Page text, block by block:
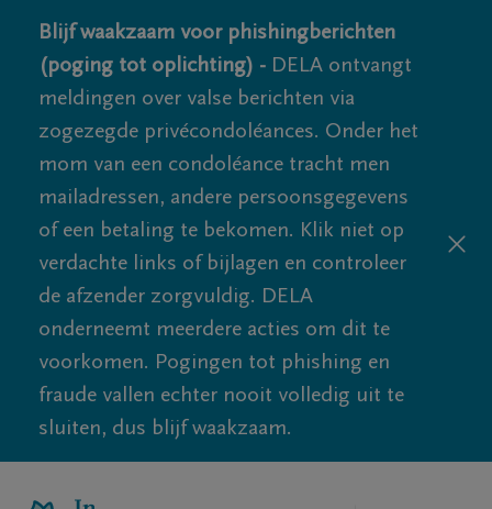
Blijf waakzaam voor phishingberichten
(poging tot oplichting) - DELA ontvangt
meldingen over valse berichten via
zogezegde privécondoléances. Onder het
mom van een condoléance tracht men
mailadressen, andere persoonsgegevens
of een betaling te bekomen. Klik niet op
verdachte links of bijlagen en controleer
de afzender zorgvuldig. DELA
onderneemt meerdere acties om dit te
voorkomen. Pogingen tot phishing en
fraude vallen echter nooit volledig uit te
sluiten, dus blijf waakzaam.